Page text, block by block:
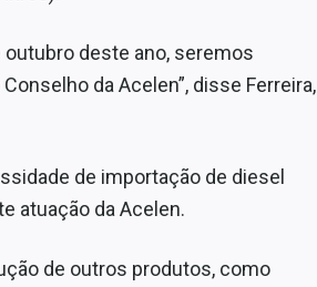
deste ano, seremos
da Acelen”, disse Ferreira,
de importação de diesel
atuação da Acelen.
de outros produtos, como